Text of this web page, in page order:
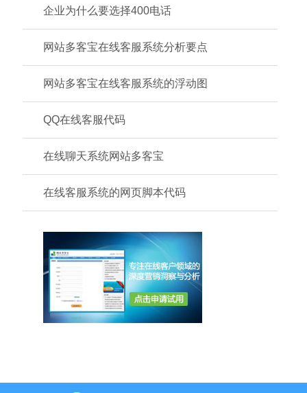
企业为什么要选择400电话
网站多客宝在线客服系统分析要点
网站多客宝在线客服系统的浮动图
QQ在线客服代码
在线聊天系统网站多客宝
在线客服系统的网页脚本代码